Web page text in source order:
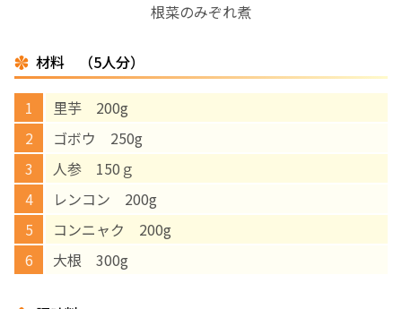
根菜のみぞれ煮
材料 （5人分）
里芋 200g
ゴボウ 250g
人参 150ｇ
レンコン 200g
コンニャク 200g
大根 300g
その他の診療内容
‘さんルーム’ でさまざまな講座・クラス
遠方にお住まいで当院での出産を希望される方へ
医師プロフィール